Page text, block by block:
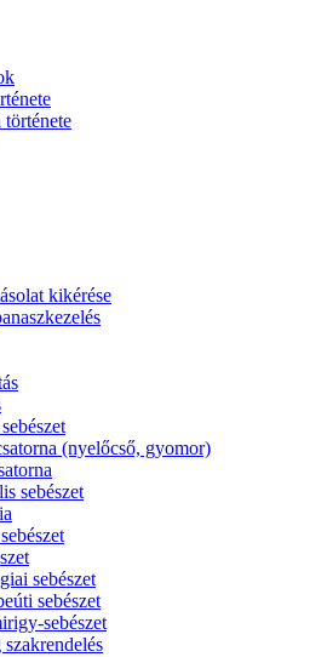
kikérése
(nyelőcső, gyomor)
sebészet
sebészet
sebészet
sebészet